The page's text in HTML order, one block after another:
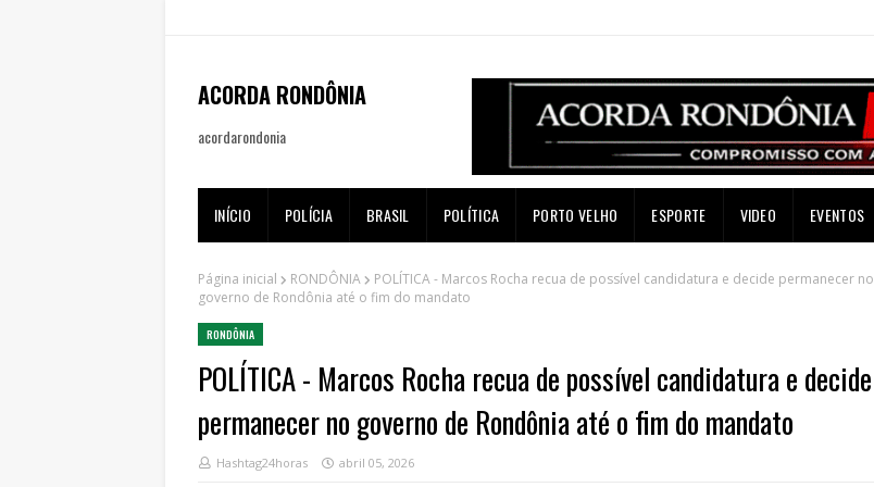
ACORDA RONDÔNIA
acordarondonia
INÍCIO POLÍCIA BRASIL POLÍTICA PORTO VELHO ESPORTE VIDEO EVENTOS
Página inicial RONDÔNIA
POLÍTICA - Marcos Rocha recua de possível candidatura e decide permanecer no
governo de Rondônia até o fim do mandato
RONDÔNIA
POLÍTICA - Marcos Rocha recua de possível candidatura e decide
permanecer no governo de Rondônia até o fim do mandato
Hashtag24horas abril 05, 2026